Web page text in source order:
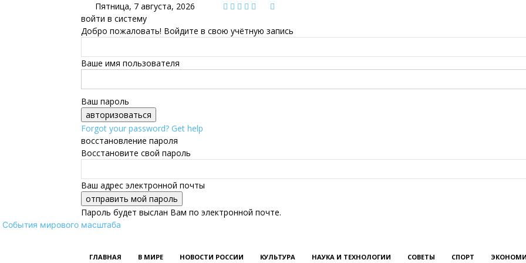
Пятница, 7 августа, 2026
войти в систему
Добро пожаловать! Войдите в свою учётную запись
Ваше имя пользователя
Ваш пароль
Forgot your password? Get help
восстановление пароля
Восстановите свой пароль
Ваш адрес электронной почты
Пароль будет выслан Вам по электронной почте.
События мирового масштаба
ГЛАВНАЯ В МИРЕ НОВОСТИ РОССИИ КУЛЬТУРА НАУКА И ТЕХНОЛОГИИ СОВЕТЫ СПОРТ